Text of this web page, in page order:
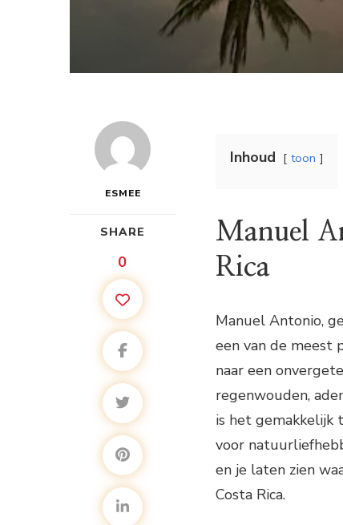
ESMEE
SHARE
0
Inhoud toon
Manuel
Rica
Manuel Antonio,
een van de meest
naar een
regenwouden,
is het gemakkelijk
voor
en je laten zien
Costa Rica.